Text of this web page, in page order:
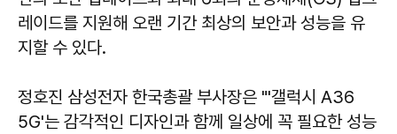
레이드를 지원해 오랜 기간 최상의 보안과 성능을 유
지할 수 있다.
정호진 삼성전자 한국총괄 부사장은 "'갤럭시 A36
5G'는 감각적인 디자인과 함께 일상에 꼭 필요한 성능